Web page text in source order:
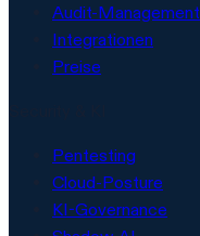
Audit-Management
Integrationen
Preise
Pentesting
Cloud-Posture
KI-Governance